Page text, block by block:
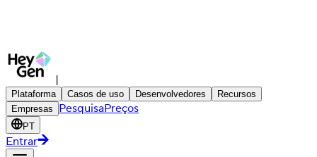
|
Plataforma Casos de uso Desenvolvedores
Recursos
Empresas
PesquisaPreços
PT
Entrar